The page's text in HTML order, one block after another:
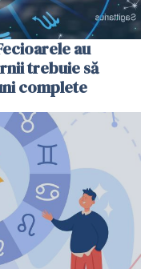
au
trebuie să
complete